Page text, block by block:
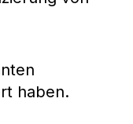
haben.